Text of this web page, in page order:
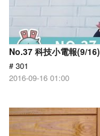
No.37 科技小電報(9/16)
# 301
2016-09-16 01:00